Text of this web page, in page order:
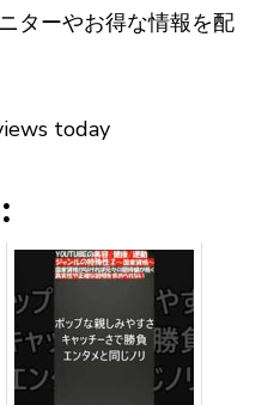
ターやお得な情報を配
today